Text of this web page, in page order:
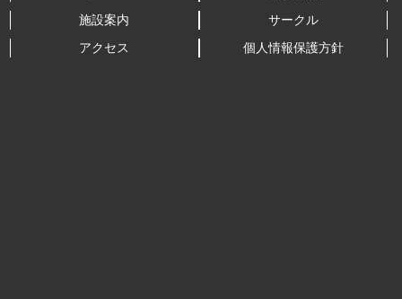
施設案内
サークル
アクセス
個人情報保護方針